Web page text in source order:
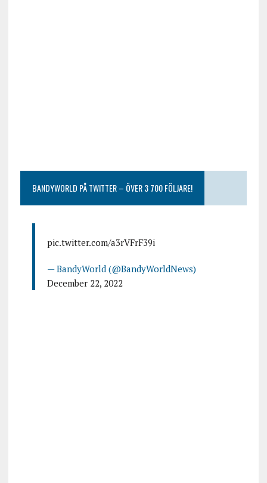
BANDYWORLD PÅ TWITTER – ÖVER 3 700 FÖLJARE!
pic.twitter.com/a3rVFrF39i
— BandyWorld (@BandyWorldNews)
December 22, 2022